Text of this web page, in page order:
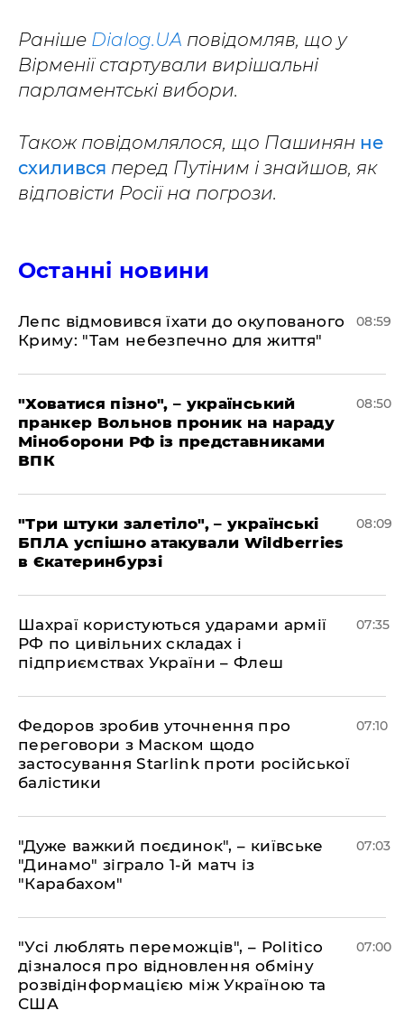
Раніше Dialog.UA повідомляв, що у
Вірменії стартували вирішальні
парламентські вибори.
Також повідомлялося, що Пашинян не
схилився перед Путіним і знайшов, як
відповісти Росії на погрози.
Останні новини
Лепс відмовився їхати до окупованого
Криму: "Там небезпечно для життя"
08:59
"Ховатися пізно", – український
пранкер Вольнов проник на нараду
Міноборони РФ із представниками
ВПК
08:50
"Три штуки залетіло", – українські
БПЛА успішно атакували Wildberries
в Єкатеринбурзі
08:09
Шахраї користуються ударами армії
РФ по цивільних складах і
підприємствах України – Флеш
07:35
Федоров зробив уточнення про
переговори з Маском щодо
застосування Starlink проти російської
балістики
07:10
"Дуже важкий поєдинок", – київське
"Динамо" зіграло 1-й матч із
"Карабахом"
07:03
"Усі люблять переможців", – Politico
дізналося про відновлення обміну
розвідінформацією між Україною та
США
07:00